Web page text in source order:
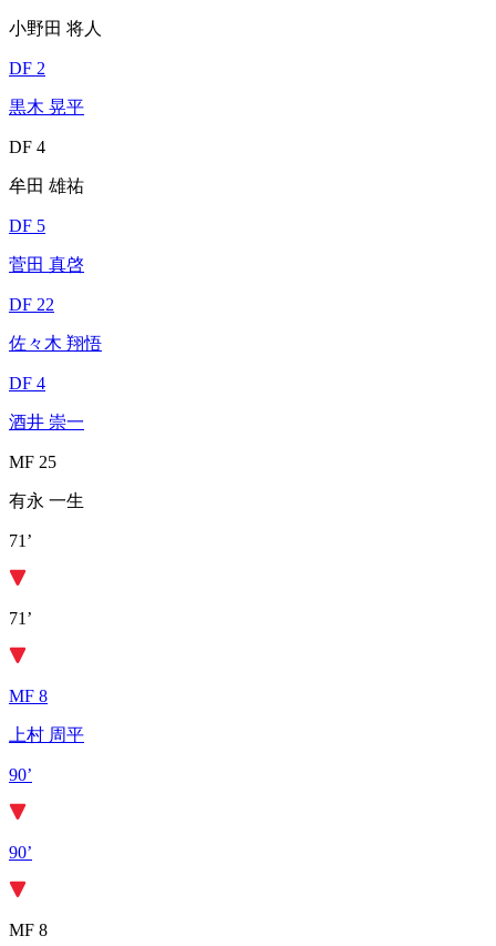
小野田 将人
DF 2
黒木 晃平
DF 4
牟田 雄祐
DF 5
菅田 真啓
DF 22
佐々木 翔悟
DF 4
酒井 崇一
MF 25
有永 一生
71’
71’
MF 8
上村 周平
90’
90’
MF 8